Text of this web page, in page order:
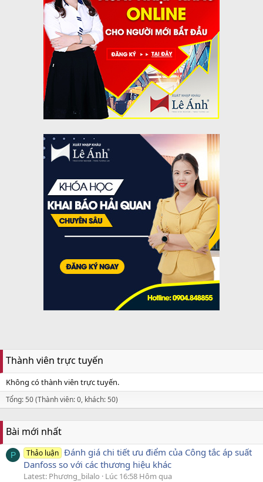
Thành viên trực tuyến
Không có thành viên trực tuyến.
Tổng: 50 (Thành viên: 0, khách: 50)
Bài mới nhất
P Thảo luận Đánh giá chi tiết ưu điểm của Công tắc áp suất
Danfoss so với các thương hiệu khác
Latest: Phương_bilalo
Lúc 16:58 Hôm qua